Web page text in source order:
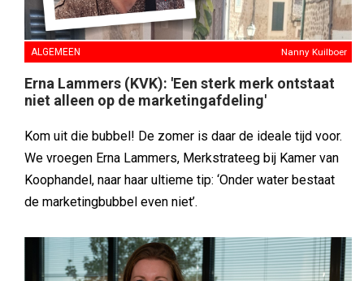
ALGEMEEN Nanny Kuilboer
Erna Lammers (KVK): 'Een sterk merk ontstaat
niet alleen op de marketingafdeling'
Kom uit die bubbel! De zomer is daar de ideale tijd voor.
We vroegen Erna Lammers, Merkstrateeg bij Kamer van
Koophandel, naar haar ultieme tip: ‘Onder water bestaat
de marketingbubbel even niet’.